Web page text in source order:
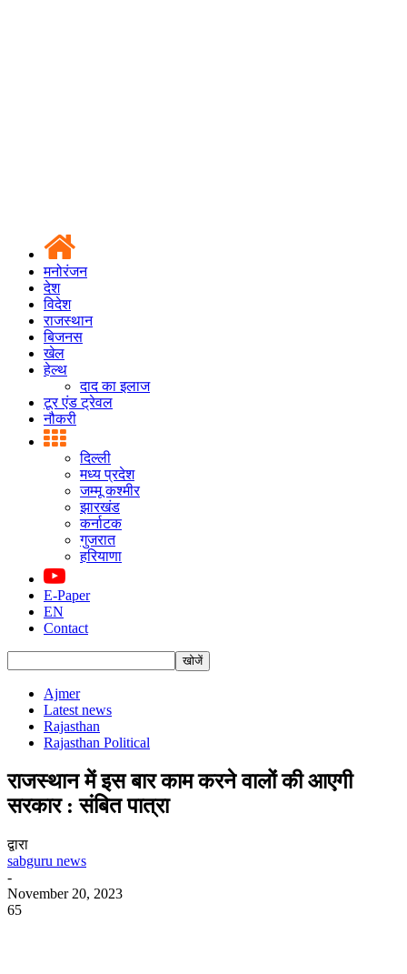
मनोरंजन
देश
विदेश
राजस्थान
बिजनस
खेल
हेल्थ
दाद का इलाज
टूर एंड ट्रेवल
नौकरी
दिल्ली
मध्य प्रदेश
जम्मू कश्मीर
झारखंड
कर्नाटक
गुजरात
हरियाणा
E-Paper
EN
Contact
Ajmer
Latest news
Rajasthan
Rajasthan Political
राजस्थान में इस बार काम करने वालों की आएगी
सरकार : संबित पात्रा
द्वारा
sabguru news
-
November 20, 2023
65